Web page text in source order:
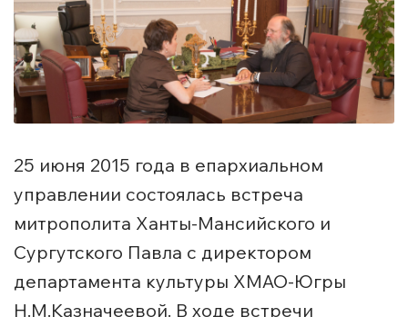
25 июня 2015 года в епархиальном
управлении состоялась встреча
митрополита Ханты-Мансийского и
Сургутского Павла с директором
департамента культуры ХМАО-Югры
Н.М.Казначеевой. В ходе встречи